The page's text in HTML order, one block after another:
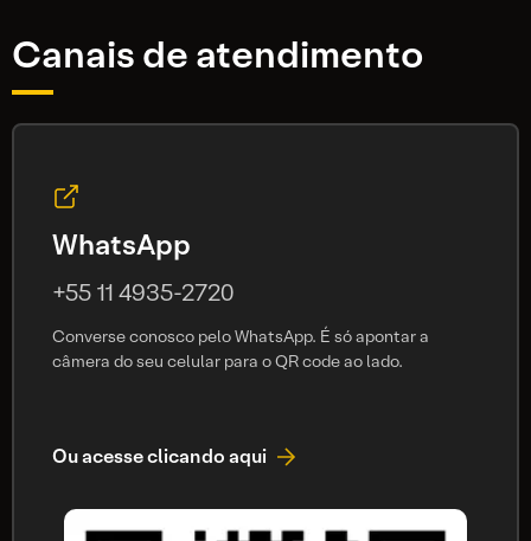
Canais de atendimento
WhatsApp
+55 11 4935-2720
Converse conosco pelo WhatsApp. É só apontar a
câmera do seu celular para o QR code ao lado.
Ou acesse clicando aqui